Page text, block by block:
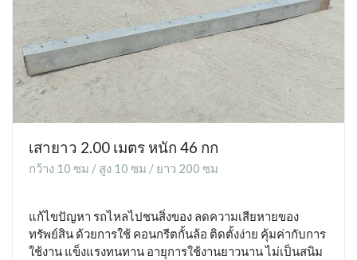
เสายาว 2.00 เมตร หนัก 46 กก
กว้าง 10 ซม / สูง 10 ซม / ยาว 200 ซม
แก้ไขปัญหา รถไหลไปชนสิ่งของ ลดความเสียหายของ
ทรัพย์สิน ด้วยการใช้ คอนกรีตกั้นล้อ ติดตั้งง่าย คุ้มค่ากับการ
ใช้งาน แข็งแรงทนทาน อายุการใช้งานยาวนาน ไม่เป็นสนิม